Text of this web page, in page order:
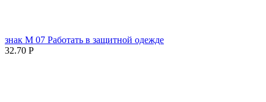
знак М 07 Работать в защитной одежде
32.70 Р